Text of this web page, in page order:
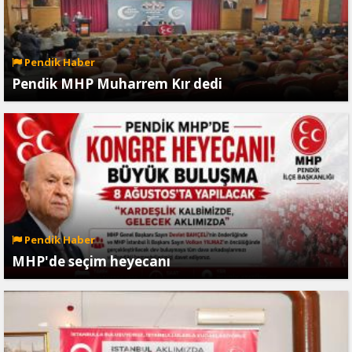
Pendik Haber
Pendik MHP Muharrem Kır dedi
Pendik Haber
MHP'de seçim heyecanı